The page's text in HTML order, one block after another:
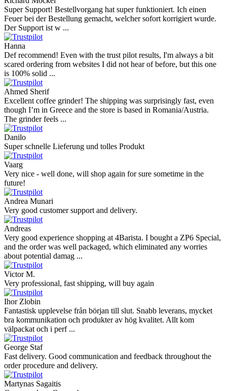
Super Support! Bestellvorgang hat super funktioniert. Ich einen
Feuer bei der Bestellung gemacht, welcher sofort korrigiert wurde.
Der Support ist w ...
Hanna
Def recommend! Even with the trust pilot results, I'm always a bit
scared ordering from websites I did not hear of before, but this one
is 100% solid ...
Ahmed Sherif
Excellent coffee grinder! The shipping was surprisingly fast, even
though I’m in Greece and the store is based in Romania/Austria.
The grinder feels ...
Danilo
Super schnelle Lieferung und tolles Produkt
Vaarg
Very nice - well done, will shop again for sure sometime in the
future!
Andrea Munari
Very good customer support and delivery.
Andreas
Very good experience shopping at 4Barista. I bought a ZP6 Special,
and the order was well packaged, which eliminated any worries
about potential damag ...
Victor M.
Very professional, fast shipping, will buy again
Ihor Zlobin
Fantastisk upplevelse från början till slut. Snabb leverans, mycket
bra kommunikation och produkter av hög kvalitet. Allt kom
välpackat och i perf ...
George Staf
Fast delivery. Good communication and feedback throughout the
order procedure and delivery.
Martynas Sagaitis